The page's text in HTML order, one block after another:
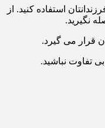
استفاده کنید. از
نگیرید.
قرار می گیرد.
تفاوت نباشید.